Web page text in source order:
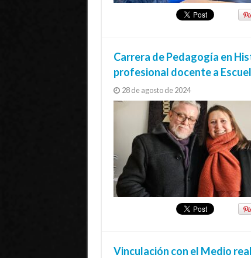
Carrera de Pedagogía en
profesional docente a
28 de agosto de 2024
Vinculación con el Medio